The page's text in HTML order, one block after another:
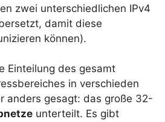
zwei unterschiedlichen IPv4
damit diese
können).
Einteilung des gesamt
in verschieden
anders gesagt: das große 32-
unterteilt. Es gibt